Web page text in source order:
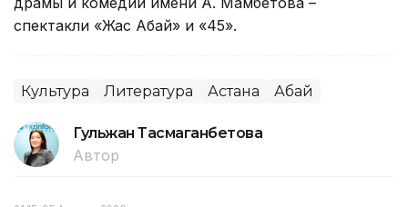
спектакли «Жас Абай» и «45».
Культура Литература Астана Абай
Гульжан Тасмаганбетова
Автор